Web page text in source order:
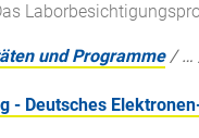
und Programme /…
- Deutsches